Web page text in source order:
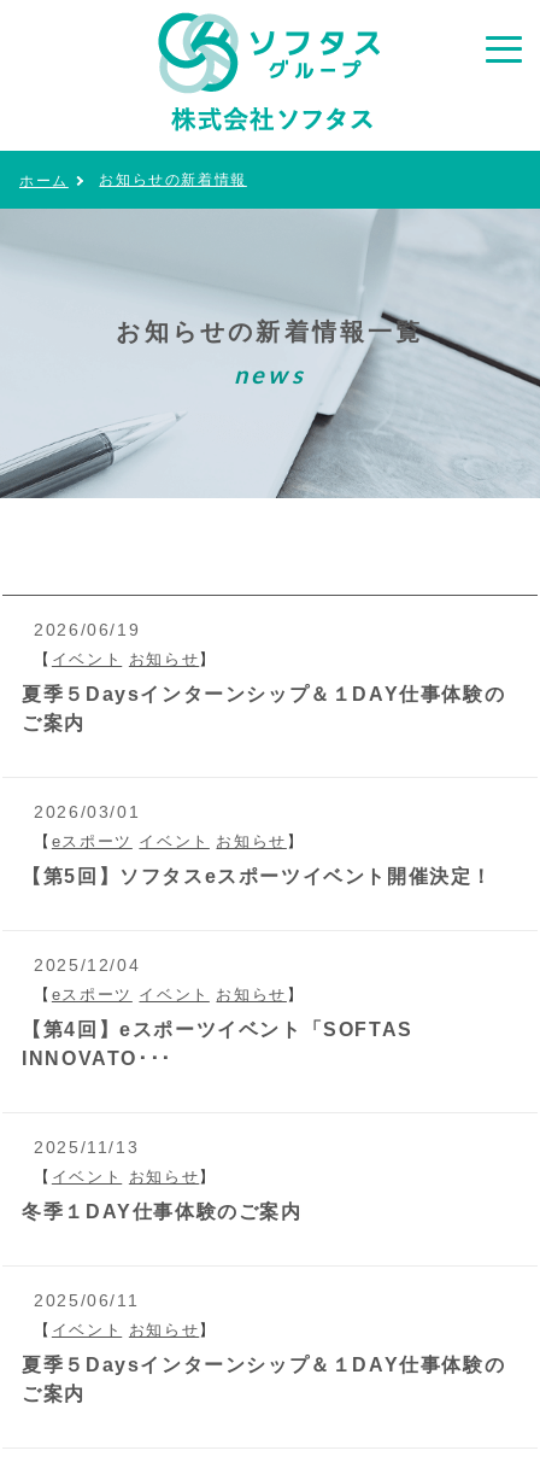
ホーム お知らせの新着情報
お知らせの新着情報一覧
news
2026/06/19
【 イベント お知らせ 】
夏季５Daysインターンシップ＆１DAY仕事体験の
ご案内
2026/03/01
【 eスポーツ イベント お知らせ 】
【第5回】ソフタスeスポーツイベント開催決定！
2025/12/04
【 eスポーツ イベント お知らせ 】
【第4回】eスポーツイベント「SOFTAS
INNOVATO･･･
2025/11/13
【 イベント お知らせ 】
冬季１DAY仕事体験のご案内
2025/06/11
【 イベント お知らせ 】
夏季５Daysインターンシップ＆１DAY仕事体験の
ご案内